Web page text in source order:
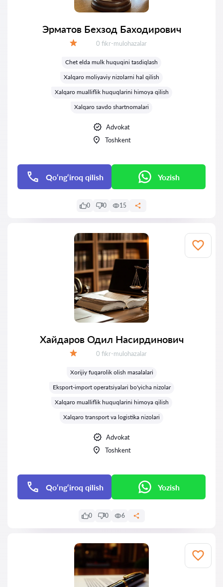
Эрматов Бехзод Баходирович
Fikrlar:
0 fikr-mulohazalar
Chet elda mulk huquqini tasdiqlash
Xalqaro moliyaviy nizolarni hal qilish
Xalqaro mualliflik huquqlarini himoya qilish
Xalqaro savdo shartnomalari
Advokat
Toshkent
Qo‘ng‘iroq qilish Yozish
0 0 15
Хайдаров Одил Насирдинович
Fikrlar:
0 fikr-mulohazalar
Xorijiy fuqarolik olish masalalari
Eksport-import operatsiyalari bo'yicha nizolar
Xalqaro mualliflik huquqlarini himoya qilish
Xalqaro transport va logistika nizolari
Advokat
Toshkent
Qo‘ng‘iroq qilish Yozish
0 0 6